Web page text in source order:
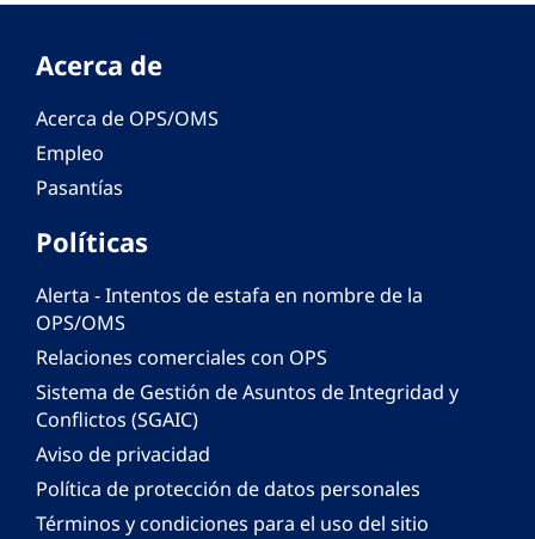
Acerca de
Acerca de OPS/OMS
Empleo
Pasantías
Políticas
Alerta - Intentos de estafa en nombre de la
OPS/OMS
Relaciones comerciales con OPS
Sistema de Gestión de Asuntos de Integridad y
Conflictos (SGAIC)
Aviso de privacidad
Política de protección de datos personales
Términos y condiciones para el uso del sitio